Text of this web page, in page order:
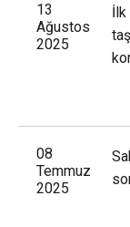
13
Ağustos
2025
İlk
08
Temmuz
2025